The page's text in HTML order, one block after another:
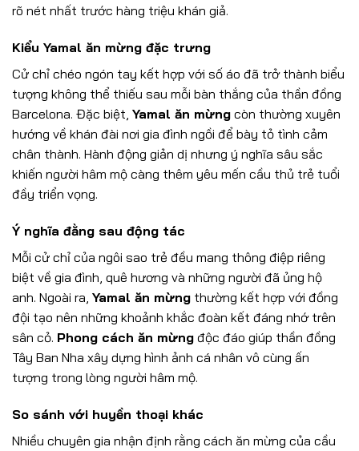
rõ nét nhất trước hàng triệu khán giả.
Kiểu Yamal ăn mừng đặc trưng
Cử chỉ chéo ngón tay kết hợp với số áo đã trở thành biểu
tượng không thể thiếu sau mỗi bàn thắng của thần đồng
Barcelona. Đặc biệt, Yamal ăn mừng còn thường xuyên
hướng về khán đài nơi gia đình ngồi để bày tỏ tình cảm
chân thành. Hành động giản dị nhưng ý nghĩa sâu sắc
khiến người hâm mộ càng thêm yêu mến cầu thủ trẻ tuổi
đầy triển vọng.
Ý nghĩa đằng sau động tác
Mỗi cử chỉ của ngôi sao trẻ đều mang thông điệp riêng
biệt về gia đình, quê hương và những người đã ủng hộ
anh. Ngoài ra, Yamal ăn mừng thường kết hợp với đồng
đội tạo nên những khoảnh khắc đoàn kết đáng nhớ trên
sân cỏ. Phong cách ăn mừng độc đáo giúp thần đồng
Tây Ban Nha xây dựng hình ảnh cá nhân vô cùng ấn
tượng trong lòng người hâm mộ.
So sánh với huyền thoại khác
Nhiều chuyên gia nhận định rằng cách ăn mừng của cầu